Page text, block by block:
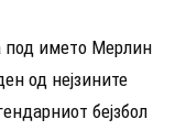
под името Мерлин
од нејзините
бејзбол